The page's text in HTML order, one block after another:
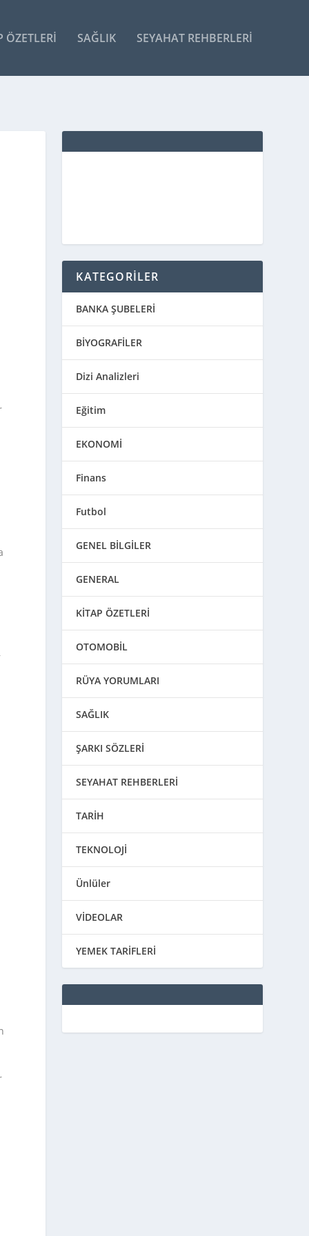
ÖZETLERI SAĞLIK SEYAHAT REHBERLERI
KATEGORİLER
BANKA ŞUBELERİ
BİYOGRAFİLER
Dizi Analizleri
Eğitim
EKONOMİ
Finans
Futbol
GENEL BİLGİLER
GENERAL
KİTAP ÖZETLERİ
OTOMOBİL
RÜYA YORUMLARI
SAĞLIK
ŞARKI SÖZLERİ
SEYAHAT REHBERLERİ
TARİH
TEKNOLOJİ
Ünlüler
VİDEOLAR
YEMEK TARİFLERİ